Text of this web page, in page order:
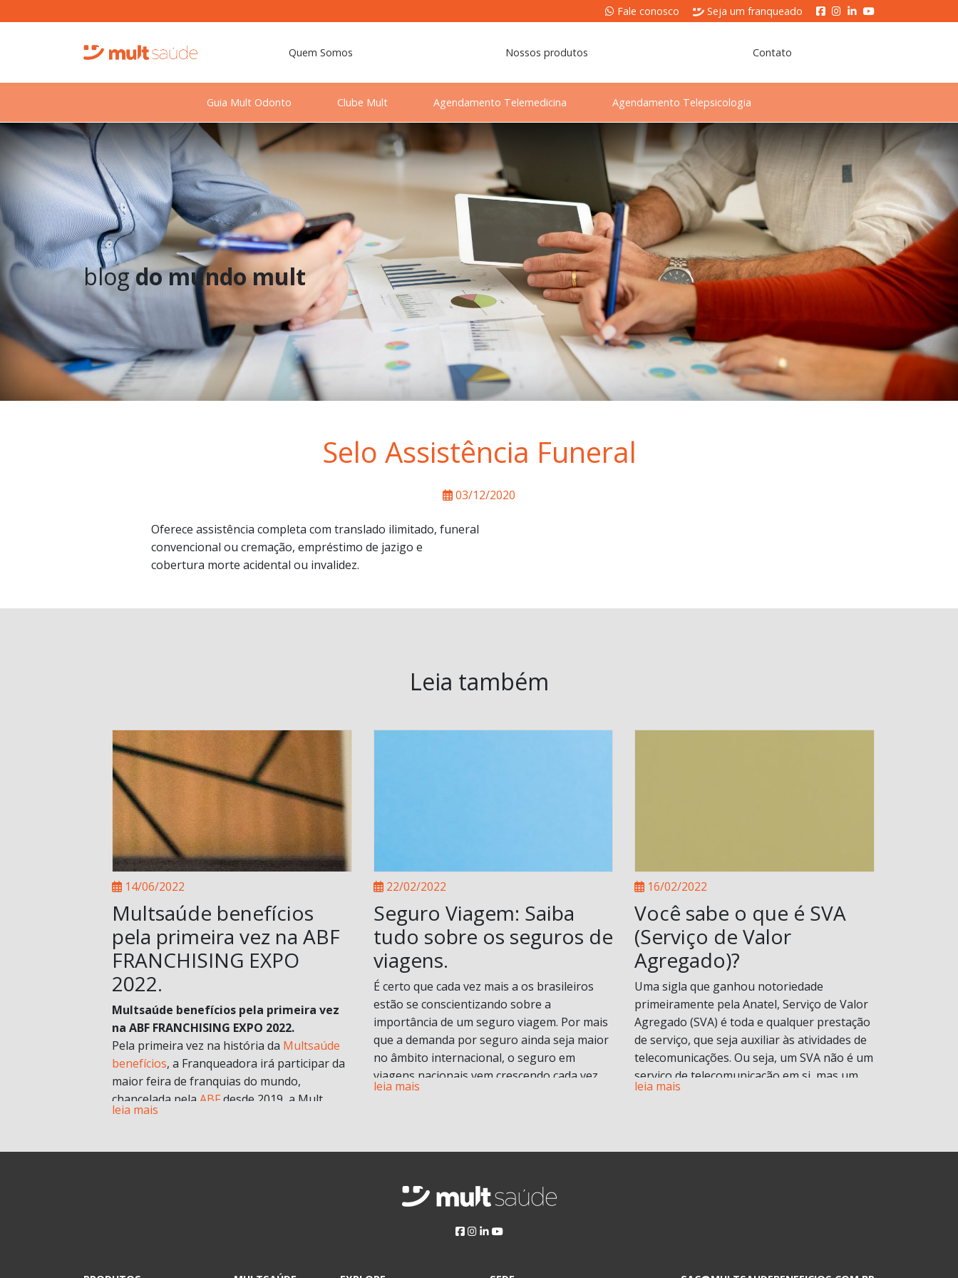
Fale conosco Seja um franqueado
Quem Somos Nossos produtos Contato
Guia Mult Odonto Clube Mult Agendamento Telemedicina Agendamento Telepsicologia
blogdo mundo mult
Selo Assistência Funeral
03/12/2020
Oferece assistência completa com translado ilimitado, funeral
convencional ou cremação, empréstimo de jazigo e
cobertura morte acidental ou invalidez.
Leia também
14/06/2022
Multsaúde benefícios
pela primeira vez na ABF
FRANCHISING EXPO
2022.
Multsaúde benefícios pela primeira vez
na ABF FRANCHISING EXPO 2022.
Pela primeira vez na história da Multsaúde
benefícios, a Franqueadora irá participar da
maior feira de franquias do mundo,
chancelada pela ABFdesde 2019, a Mult
chegará com muitas novidades e
A grande aposta da Mult para a Feira ABF
leia mais
22/02/2022
Seguro Viagem: Saiba
tudo sobre os seguros de
viagens.
É certo que cada vez mais a os brasileiros
estão se conscientizando sobre a
importância de um seguro viagem. Por mais
que a demanda por seguro ainda seja maior
no âmbito internacional, o seguro em
viagens nacionais vem crescendo cada vez
mais por procura de informações.
O que é seguro viagem?
Esse modelo de seguro normalmente cobre
Isso engloba despesas médicas e
leia mais
16/02/2022
Você sabe o que é SVA
(Serviço de Valor
Agregado)?
Uma sigla que ganhou notoriedade
primeiramente pela Anatel, Serviço de Valor
Agregado (SVA) é toda e qualquer prestação
de serviço, que seja auxiliar às atividades de
telecomunicações. Ou seja, um SVA não é um
serviço de telecomunicação em si, mas um
serviço que é disponibilizado atrelado a um
leia mais